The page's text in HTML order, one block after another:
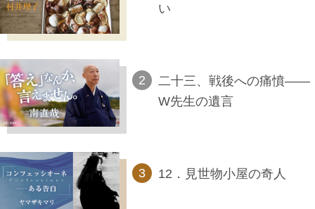
い
二十三、戦後への痛憤――
W先生の遺言
12．見世物小屋の奇人